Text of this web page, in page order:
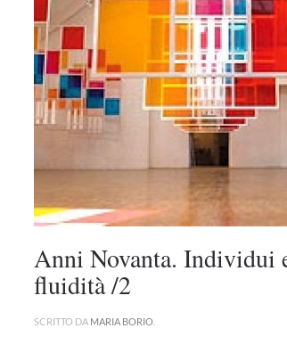
Anni Novanta. Individui
fluidità /2
SCRITTO DA MARIA BORIO